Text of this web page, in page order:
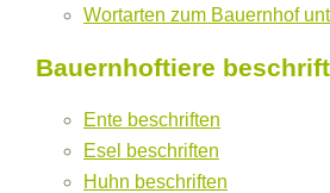
Wortarten zum Bauernhof
Bauernhoftiere
Ente beschriften
Esel beschriften
Huhn beschriften